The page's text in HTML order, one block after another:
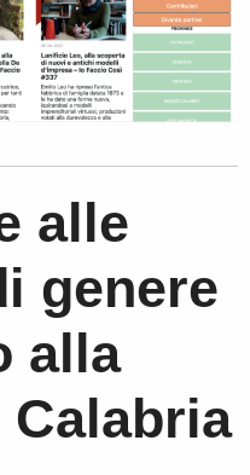
alle
genere
alla